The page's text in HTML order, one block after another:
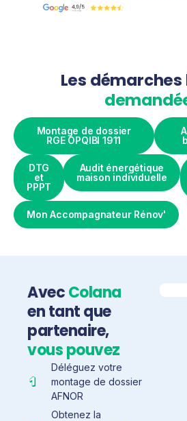
Les démarches
Montage de dossier
RGE OPQIBI 1911
DTG
et
PPPT
Audit énergétique
maison individuelle
Mon Accompagnateur Rénov'
AvecColana
en tant que
partenaire,
vous pouvez
Déléguez votre
montage de dossier
AFNOR
Obtenez la